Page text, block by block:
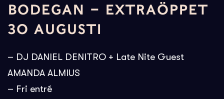
BODEGAN – EXTRAÖPPET
30 AUGUSTI
– DJ DANIEL DENITRO + Late Nite Guest
AMANDA ALMIUS
– Fri entré